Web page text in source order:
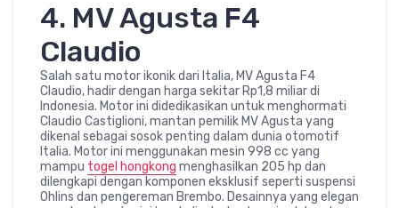
4. MV Agusta F4
Claudio
Salah satu motor ikonik dari Italia, MV Agusta F4
Claudio, hadir dengan harga sekitar Rp1,8 miliar di
Indonesia. Motor ini didedikasikan untuk menghormati
Claudio Castiglioni, mantan pemilik MV Agusta yang
dikenal sebagai sosok penting dalam dunia otomotif
Italia. Motor ini menggunakan mesin 998 cc yang
mampu togel hongkong menghasilkan 205 hp dan
dilengkapi dengan komponen eksklusif seperti suspensi
Ohlins dan pengereman Brembo. Desainnya yang elegan